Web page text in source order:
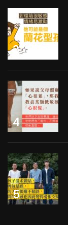
3
4
5